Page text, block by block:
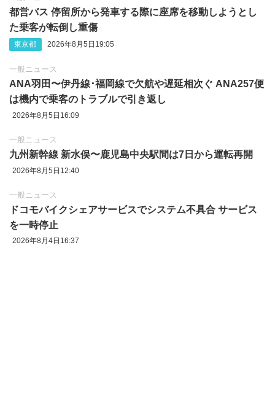
都営バス 停留所から発車する際に座席を移動しようとし
た乗客が転倒し重傷
東京都 2026年8月5日19:05
一般ニュース
ANA羽田〜伊丹線･福岡線で欠航や遅延相次ぐ ANA257便
は機内で乗客のトラブルで引き返し
2026年8月5日16:09
一般ニュース
九州新幹線 新水俣〜鹿児島中央駅間は7日から運転再開
2026年8月5日12:40
一般ニュース
ドコモバイクシェアサービスでシステム不具合 サービス
を一時停止
2026年8月4日16:37